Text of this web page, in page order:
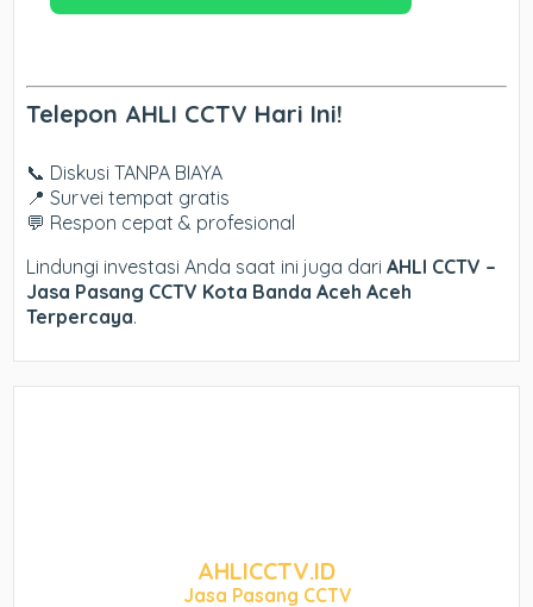
Telepon AHLI CCTV Hari Ini!
📞 Diskusi TANPA BIAYA
📍 Survei tempat gratis
💬 Respon cepat & profesional
Lindungi investasi Anda saat ini juga dariAHLI CCTV –
Jasa Pasang CCTV Kota Banda Aceh Aceh
Terpercaya.
AHLICCTV.ID
Jasa Pasang CCTV